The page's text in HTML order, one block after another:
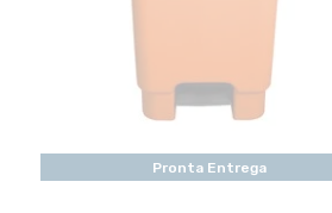
Pronta Entrega